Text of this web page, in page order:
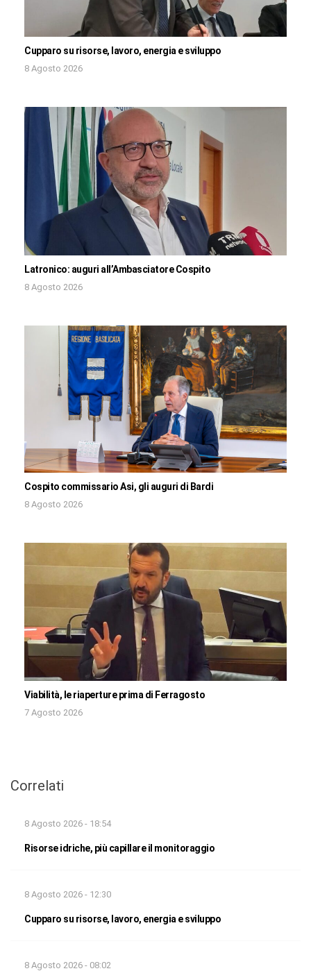
Cupparo su risorse, lavoro, energia e sviluppo
8 Agosto 2026
Latronico: auguri all’Ambasciatore Cospito
8 Agosto 2026
Cospito commissario Asi, gli auguri di Bardi
8 Agosto 2026
Viabilità, le riaperture prima di Ferragosto
7 Agosto 2026
Correlati
8 Agosto 2026 - 18:54
Risorse idriche, più capillare il monitoraggio
8 Agosto 2026 - 12:30
Cupparo su risorse, lavoro, energia e sviluppo
8 Agosto 2026 - 08:02